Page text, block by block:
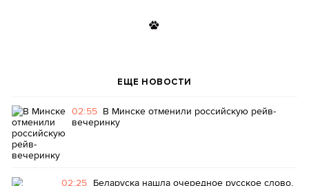
ЕЩЕ НОВОСТИ
02:55 В Минске отменили российскую рейв-
вечеринку
02:25 Беларуска нашла очередное русское слово,